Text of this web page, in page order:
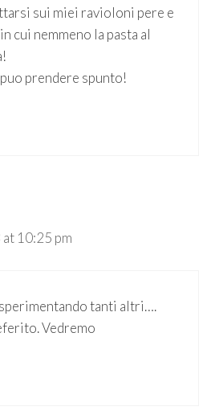
sui miei ravioloni pere e
cui nemmeno la pasta al
prendere spunto!
10:25 pm
tanti altri….
Vedremo